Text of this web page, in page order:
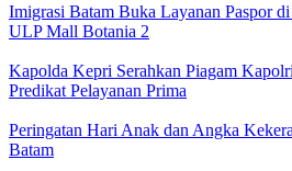
Imigrasi Batam Buka Layanan Paspor
ULP Mall Botania 2
Kapolda Kepri Serahkan Piagam
Predikat Pelayanan Prima
Peringatan Hari Anak dan Angka
Batam